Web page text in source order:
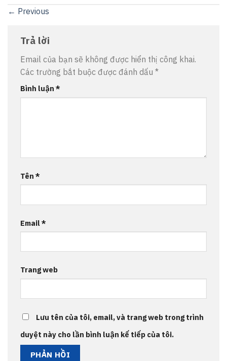
← Previous
Trả lời
Email của bạn sẽ không được hiển thị công khai.
Các trường bắt buộc được đánh dấu *
Bình luận *
Tên *
Email*
Trang web
Lưu tên của tôi, email, và trang web trong trình
duyệt này cho lần bình luận kế tiếp của tôi.